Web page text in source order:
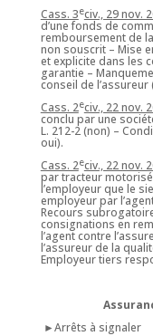
Cass. 3eciv., 29 nov.
d’une fonds de
remboursement de
non souscrit – Mise
et explicite dans les
garantie –
conseil de l’assureur
Cass. 2eciv., 22 nov.
conclu par une
L. 212-2 (non) –
oui).
Cass. 2eciv., 22 nov.
par tracteur
l’employeur que le
employeur par
Recours
consignations en
l’agent contre
l’assureur de la
Employeur tiers
►Arrêts à signaler